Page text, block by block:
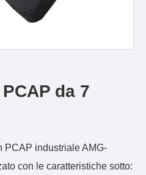
da 7
PCAP industriale AMG-
con le caratteristiche sotto: